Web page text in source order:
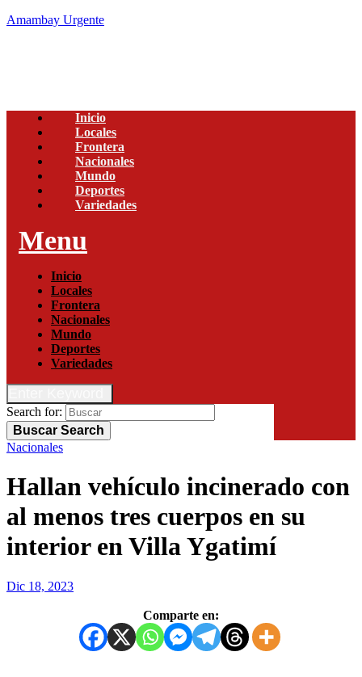
Amambay Urgente
Inicio
Locales
Frontera
Nacionales
Mundo
Deportes
Variedades
Menu
Inicio
Locales
Frontera
Nacionales
Mundo
Deportes
Variedades
Search for:
Buscar Search
Nacionales
Hallan vehículo incinerado con
al menos tres cuerpos en su
interior en Villa Ygatimí
Dic 18, 2023
Comparte en: